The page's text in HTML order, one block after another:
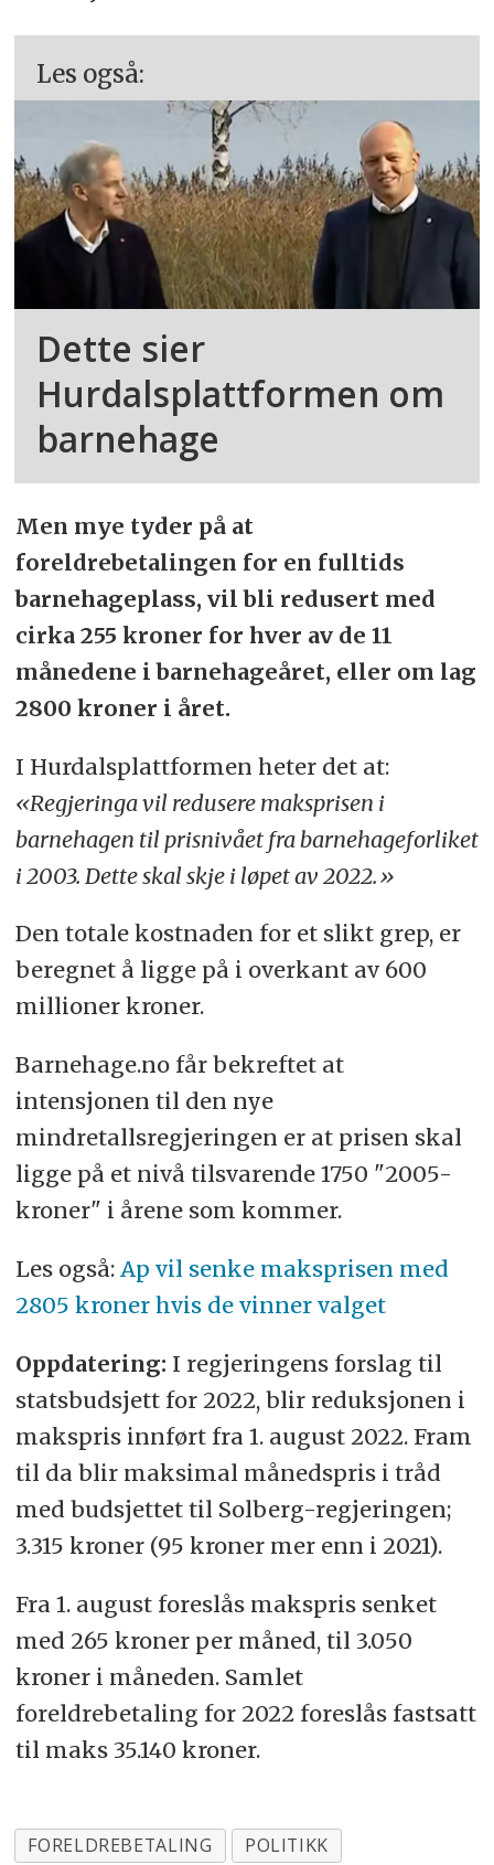
Les også:
Dette sier
Hurdalsplattformen om
barnehage
Men mye tyder på at
foreldrebetalingen for en fulltids
barnehageplass, vil bli redusert med
cirka 255 kroner for hver av de 11
månedene i barnehageåret, eller om lag
2800 kroner i året.
I Hurdalsplattformen heter det at:
«Regjeringa vil redusere maksprisen i
barnehagen til prisnivået fra barnehageforliket
i 2003. Dette skal skje i løpet av 2022.»
Den totale kostnaden for et slikt grep, er
beregnet å ligge på i overkant av 600
millioner kroner.
Barnehage.no får bekreftet at
intensjonen til den nye
mindretallsregjeringen er at prisen skal
ligge på et nivå tilsvarende 1750 "2005-
kroner" i årene som kommer.
Les også: Ap vil senke maksprisen med
2805 kroner hvis de vinner valget
Oppdatering: I regjeringens forslag til
statsbudsjett for 2022, blir reduksjonen i
makspris innført fra 1. august 2022. Fram
til da blir maksimal månedspris i tråd
med budsjettet til Solberg-regjeringen;
3.315 kroner (95 kroner mer enn i 2021).
Fra 1. august foreslås makspris senket
med 265 kroner per måned, til 3.050
kroner i måneden. Samlet
foreldrebetaling for 2022 foreslås fastsatt
til maks 35.140 kroner.
FORELDREBETALING
POLITIKK